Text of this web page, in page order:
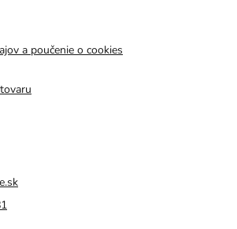
a poučenie o cookies